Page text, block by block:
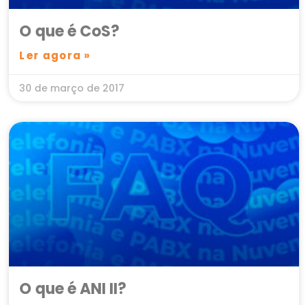
O que é CoS?
Ler agora »
30 de março de 2017
O que é ANI II?